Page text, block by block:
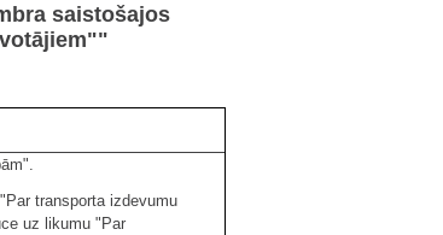
saistošajos
transporta izdevumu
uz likumu "Par